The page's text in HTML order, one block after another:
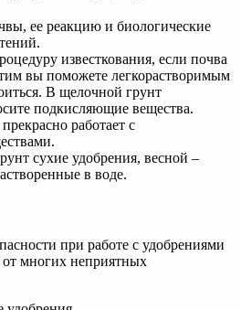
ее реакцию и биологические
известкования, если почва
вы поможете легкорастворимым
В щелочной грунт
подкисляющие вещества.
работает с
сухие удобрения, весной –
в воде.
при работе с удобрениями
от многих неприятных